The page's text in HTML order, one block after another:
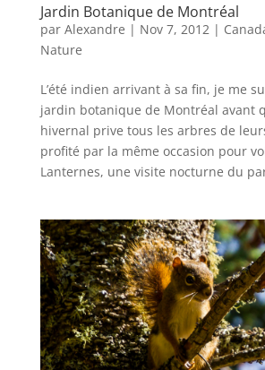
Jardin Botanique de Montréal
par Alexandre | Nov 7, 2012 |
Nature
L’été indien arrivant à sa fin, je me
jardin botanique de Montréal avant
hivernal prive tous les arbres de
profité par la même occasion pour
Lanternes, une visite nocturne du